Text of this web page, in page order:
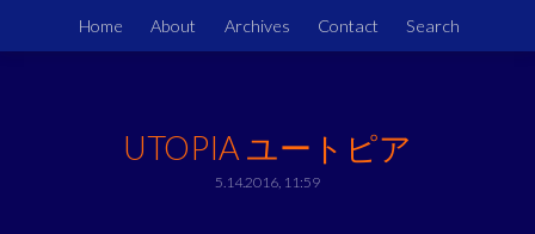
Home About Archives Contact Search
UTOPIA ユートピア
5.14.2016, 11:59